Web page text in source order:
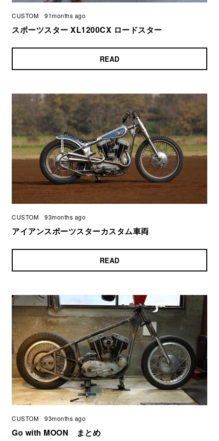
CUSTOM 91months ago
スポーツスター XL1200CX ロードスター
READ
CUSTOM 93months ago
アイアンスポーツスターカスタム車両
READ
CUSTOM 93months ago
Go with MOON まとめ